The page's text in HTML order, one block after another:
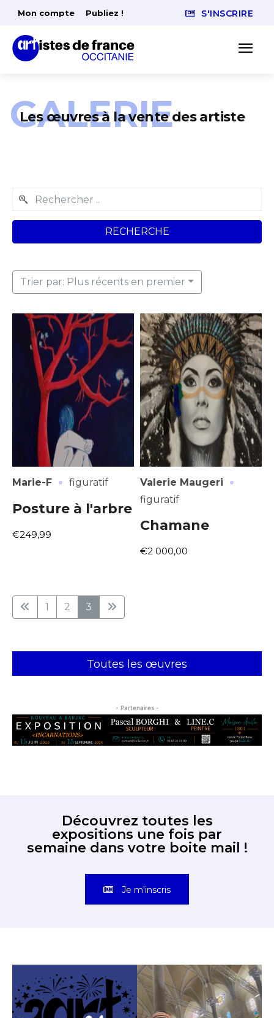
Adresse email*
Prénom
* Champ obligatoire
Prénom
* Champ obligatoire
Mon compte Publiez ! S'INSCRIRE
Les œuvres à la vente des artiste
GALERIE
RECHERCHE
Trier par: Plus récents en premier
Marie-F · figuratif
Posture à l'arbre
€249,99
Valerie Maugeri ·
figuratif
Chamane
€2 000,00
1 2 3
Toutes les œuvres
- Partenaires -
Découvrez toutes les
expositions une fois par
semaine dans votre boite mail !
Je m'inscris